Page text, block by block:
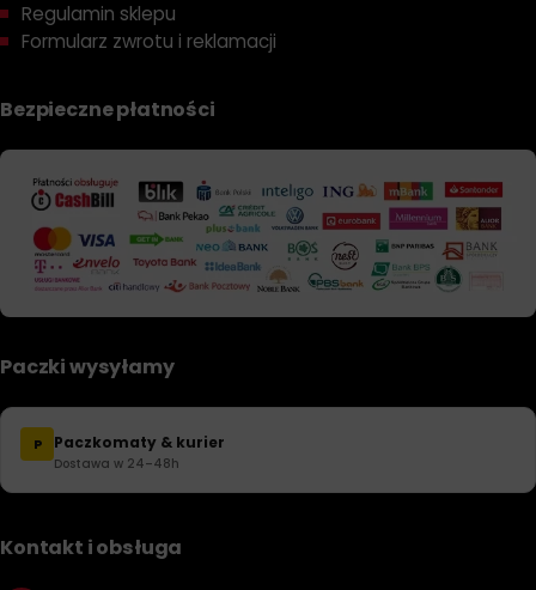
Regulamin sklepu
Formularz zwrotu i reklamacji
Bezpieczne płatności
Paczki wysyłamy
P Paczkomaty & kurier
Dostawa w 24–48h
Kontakt i obsługa